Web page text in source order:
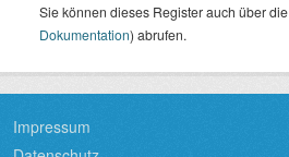
Sie können dieses Register auch über die
Dokumentation) abrufen.
Impressum